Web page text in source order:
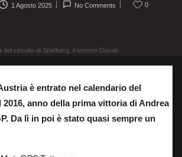
1 Agosto 2025 No Comments 0
del circuito di Spielberg, il terreno Ducati.
è entrato nel calendario del
2016, anno della prima vittoria di Andrea
Da lì in poi è stato quasi sempre un